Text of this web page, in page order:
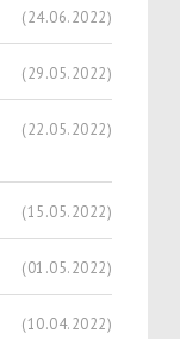
(24.06.2022)
(29.05.2022)
(22.05.2022)
(15.05.2022)
(01.05.2022)
(10.04.2022)